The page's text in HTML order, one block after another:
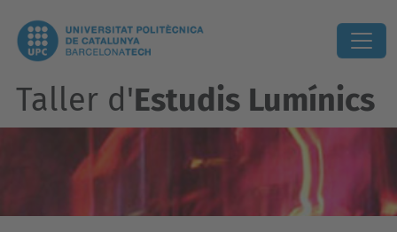
Taller d'Estudis Lumínics